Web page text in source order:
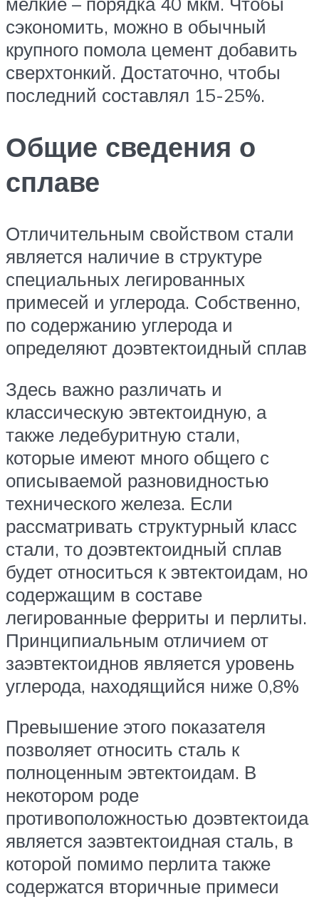
сэкономить, можно в обычный
крупного помола цемент добавить
сверхтонкий. Достаточно, чтобы
последний составлял 15-25%.
Общие сведения о
сплаве
Отличительным свойством стали
является наличие в структуре
специальных легированных
примесей и углерода. Собственно,
по содержанию углерода и
определяют доэвтектоидный сплав
Здесь важно различать и
классическую эвтектоидную, а
также ледебуритную стали,
которые имеют много общего с
описываемой разновидностью
технического железа. Если
рассматривать структурный класс
стали, то доэвтектоидный сплав
будет относиться к эвтектоидам, но
содержащим в составе
легированные ферриты и перлиты.
Принципиальным отличием от
заэвтектоиднов является уровень
углерода, находящийся ниже 0,8%
Превышение этого показателя
позволяет относить сталь к
полноценным эвтектоидам. В
некотором роде
противоположностью доэвтектоида
является заэвтектоидная сталь, в
которой помимо перлита также
содержатся вторичные примеси